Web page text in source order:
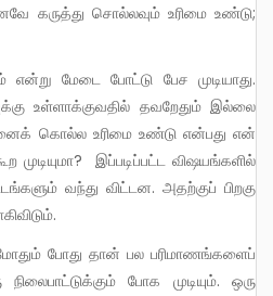
கருத்து சொல்லவும் உரிமை உண்டு;
உள்ளாக்குவதில் தவறேதும் இல்லை
கொல்ல உரிமை உண்டு என்பது என்
முடியுமா? இப்படிப்பட்ட விஷயங்களில்
வந்து விட்டன. அதற்குப் பிறகு
நிலைபாட்டுக்கும் போக முடியும். ஒரு